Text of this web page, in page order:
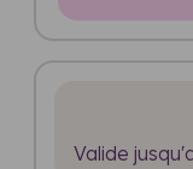
Valide